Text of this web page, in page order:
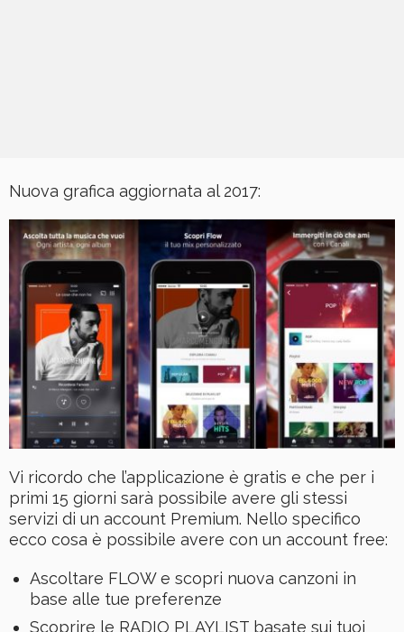
Nuova grafica aggiornata al 2017:
Vi ricordo che l’applicazione è gratis e che per i
primi 15 giorni sarà possibile avere gli stessi
servizi di un account Premium. Nello specifico
ecco cosa è possibile avere con un account free:
Ascoltare FLOW e scopri nuova canzoni in
base alle tue preferenze
Scoprire le RADIO PLAYLIST basate sui tuoi